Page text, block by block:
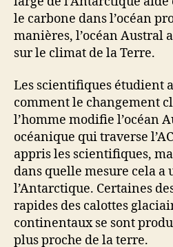
le carbone dans l’océan
manières, l’océan Austral
sur le climat de la Terre.
Les scientifiques étudient
comment le changement
l’homme modifie l’océan
océanique qui traverse
appris les scientifiques,
dans quelle mesure cela a
l’Antarctique. Certaines
rapides des calottes
continentaux se sont
plus proche de la terre.